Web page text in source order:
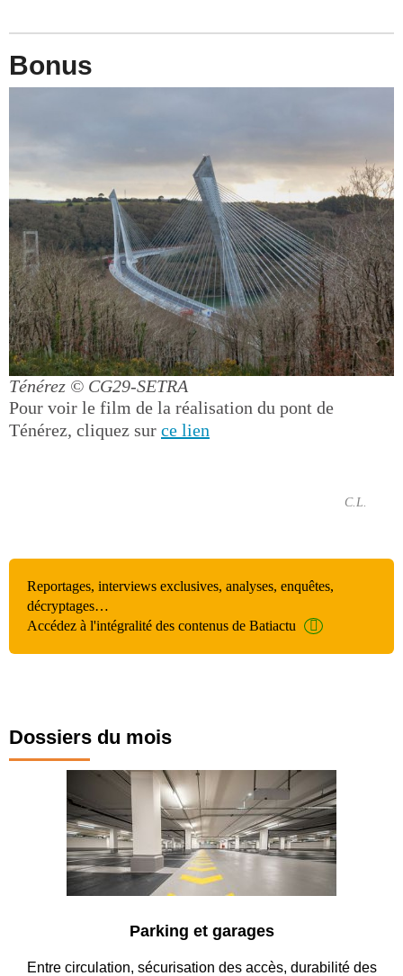
Bonus
Ténérez © CG29-SETRA
Pour voir le film de la réalisation du pont de
Ténérez, cliquez sur ce lien
C.L.
Reportages, interviews exclusives, analyses, enquêtes,
décryptages…
Accédez à l'intégralité des contenus de Batiactu
Dossiers du mois
Parking et garages
Entre circulation, sécurisation des accès, durabilité des